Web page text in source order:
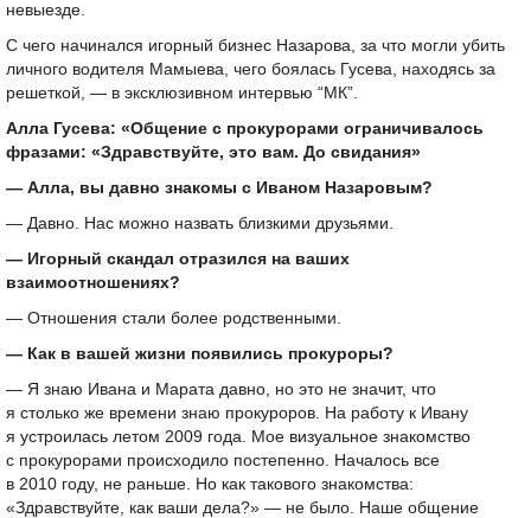
невыезде.
С чего начинался игорный бизнес Назарова, за что могли убить
личного водителя Мамыева, чего боялась Гусева, находясь за
решеткой, — в эксклюзивном интервью “МК”.
Алла Гусева: «Общение с прокурорами ограничивалось
фразами: «Здравствуйте, это вам. До свидания»
— Алла, вы давно знакомы с Иваном Назаровым?
— Давно. Нас можно назвать близкими друзьями.
— Игорный скандал отразился на ваших
взаимоотношениях?
— Отношения стали более родственными.
— Как в вашей жизни появились прокуроры?
— Я знаю Ивана и Марата давно, но это не значит, что
я столько же времени знаю прокуроров. На работу к Ивану
я устроилась летом 2009 года. Мое визуальное знакомство
с прокурорами происходило постепенно. Началось все
в 2010 году, не раньше. Но как такового знакомства:
«Здравствуйте, как ваши дела?» — не было. Наше общение